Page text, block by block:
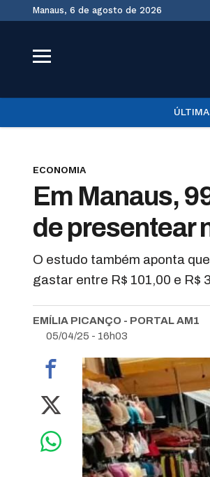
Manaus, 6 de agosto de 2026
ECONOMIA
Em Manaus,
de presentear
O estudo também aponta
gastar entre R$ 101,00 e R$
EMÍLIA PICANÇO - PORTAL AM1
05/04/25 - 16h03